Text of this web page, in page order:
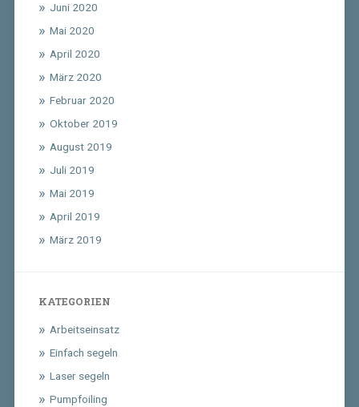
Juni 2020
Mai 2020
April 2020
März 2020
Februar 2020
Oktober 2019
August 2019
Juli 2019
Mai 2019
April 2019
März 2019
KATEGORIEN
Arbeitseinsatz
Einfach segeln
Laser segeln
Pumpfoiling